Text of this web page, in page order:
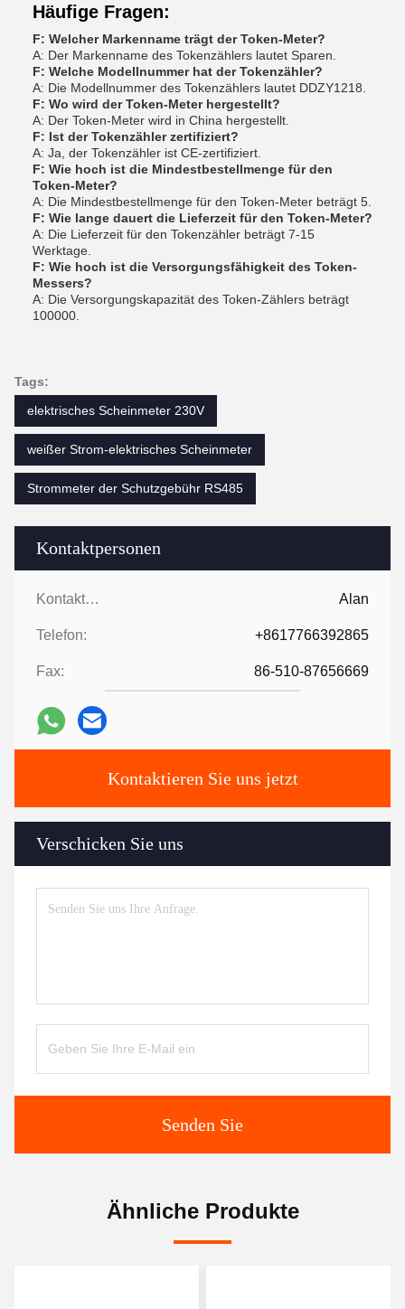
Kontaktpersonen
Kontaktpersonen: Alan
Telefon: +8617766392865
Fax: 86-510-87656669
Kontaktieren Sie uns jetzt
Verschicken Sie uns
Senden Sie
Häufige Fragen:
F: Welcher Markenname trägt der Token-Meter?
A: Der Markenname des Tokenzählers lautet Sparen.
F: Welche Modellnummer hat der Tokenzähler?
A: Die Modellnummer des Tokenzählers lautet DDZY1218.
F: Wo wird der Token-Meter hergestellt?
A: Der Token-Meter wird in China hergestellt.
F: Ist der Tokenzähler zertifiziert?
A: Ja, der Tokenzähler ist CE-zertifiziert.
F: Wie hoch ist die Mindestbestellmenge für den
Token-Meter?
A: Die Mindestbestellmenge für den Token-Meter beträgt 5.
F: Wie lange dauert die Lieferzeit für den Token-Meter?
A: Die Lieferzeit für den Tokenzähler beträgt 7-15
Werktage.
F: Wie hoch ist die Versorgungsfähigkeit des Token-
Messers?
A: Die Versorgungskapazität des Token-Zählers beträgt
100000.
Tags:
elektrisches Scheinmeter 230V
weißer Strom-elektrisches Scheinmeter
Strommeter der Schutzgebühr RS485
Ähnliche Produkte